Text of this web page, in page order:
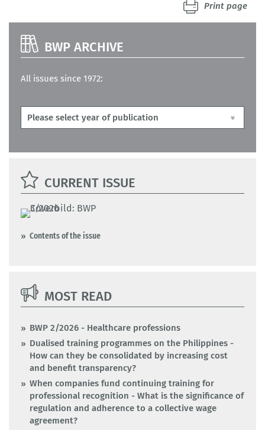
Print page
BWP ARCHIVE
All issues since 1972:
CURRENT ISSUE
Contents of the issue
MOST READ
BWP 2/2026 - Healthcare professions
Dualised training programmes on the Philippines -
How can they be consolidated by increasing cost
and benefit transparency?
When companies fund continuing training for
professional recognition - What is the significance of
regulation and adherence to a collective wage
agreement?